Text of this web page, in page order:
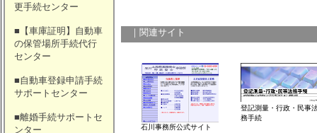
更手続センター
■【車庫証明】自動車
の保管場所手続代行
センター
■自動車登録申請手続
サポートセンター
■離婚手続サポートセ
ンター
登記測量・行政・民事
務手続
石川事務所公式サイト
｜関連サイト